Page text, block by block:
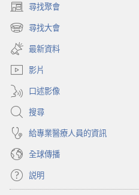
尋找聚會
（開
啟
新
視
窗）
尋找大會
（開
啟
新
視
窗）
最新資料
影片
口述影像
搜尋
給專業醫療人員的資訊
全球傳播
説明